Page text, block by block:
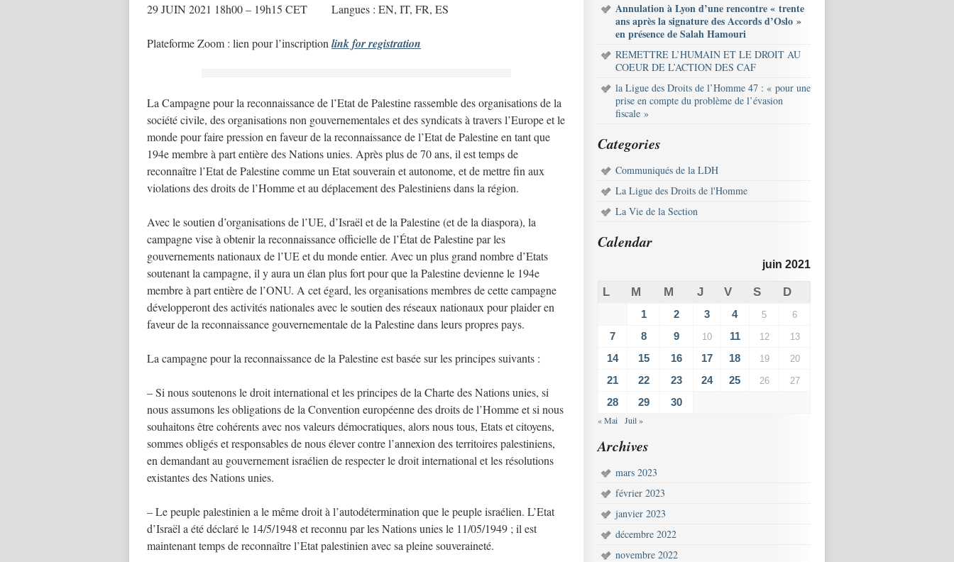
29 JUIN 2021 18h00 – 19h15 CET Langues : EN, IT, FR, ES
Plateforme Zoom : lien pour l’inscription link for registration
La Campagne pour la reconnaissance de l’Etat de Palestine rassemble des organisations de la
société civile, des organisations non gouvernementales et des syndicats à travers l’Europe et le
monde pour faire pression en faveur de la reconnaissance de l’Etat de Palestine en tant que
194e membre à part entière des Nations unies. Après plus de 70 ans, il est temps de
reconnaître l’Etat de Palestine comme un Etat souverain et autonome, et de mettre fin aux
violations des droits de l’Homme et au déplacement des Palestiniens dans la région.
Avec le soutien d’organisations de l’UE, d’Israël et de la Palestine (et de la diaspora), la
campagne vise à obtenir la reconnaissance officielle de l’État de Palestine par les
gouvernements nationaux de l’UE et du monde entier. Avec un plus grand nombre d’Etats
soutenant la campagne, il y aura un élan plus fort pour que la Palestine devienne le 194e
membre à part entière de l’ONU. A cet égard, les organisations membres de cette campagne
développeront des activités nationales avec le soutien des réseaux nationaux pour plaider en
faveur de la reconnaissance gouvernementale de la Palestine dans leurs propres pays.
La campagne pour la reconnaissance de la Palestine est basée sur les principes suivants :
– Si nous soutenons le droit international et les principes de la Charte des Nations unies, si
nous assumons les obligations de la Convention européenne des droits de l’Homme et si nous
souhaitons être cohérents avec nos valeurs démocratiques, alors nous tous, Etats et citoyens,
sommes obligés et responsables de nous élever contre l’annexion des territoires palestiniens,
en demandant au gouvernement israélien de respecter le droit international et les résolutions
existantes des Nations unies.
– Le peuple palestinien a le même droit à l’autodétermination que le peuple israélien. L’Etat
d’Israël a été déclaré le 14/5/1948 et reconnu par les Nations unies le 11/05/1949 ; il est
maintenant temps de reconnaître l’Etat palestinien avec sa pleine souveraineté.
Annulation à Lyon d’une rencontre « trente
ans après la signature des Accords d’Oslo »
en présence de Salah Hamouri
REMETTRE L’HUMAIN ET LE DROIT AU
COEUR DE L’ACTION DES CAF
la Ligue des Droits de l’Homme 47 : « pour une
prise en compte du problème de l’évasion
fiscale »
Categories
Communiqués de la LDH
La Ligue des Droits de l'Homme
La Vie de la Section
Calendar
juin 2021
L M M J V S D
1 2 3 4 5 6
7 8 9 10 11 12 13
14 15 16 17 18 19 20
21 22 23 24 25 26 27
28 29 30
« Mai Juil »
Archives
mars 2023
février 2023
janvier 2023
décembre 2022
novembre 2022